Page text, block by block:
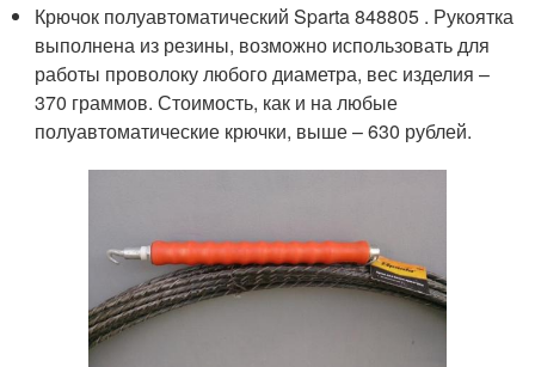
Крючок полуавтоматический Sparta 848805 . Рукоятка
выполнена из резины, возможно использовать для
работы проволоку любого диаметра, вес изделия –
370 граммов. Стоимость, как и на любые
полуавтоматические крючки, выше – 630 рублей.